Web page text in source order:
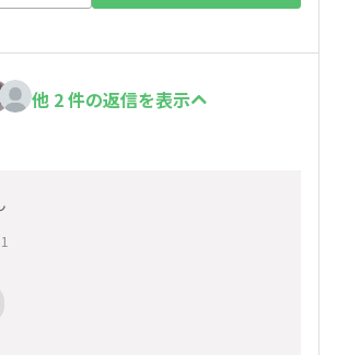
他 2 件の返信を表示